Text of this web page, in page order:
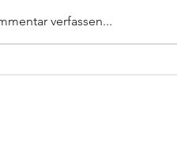
Spiele haben mir am besten
verfassen...